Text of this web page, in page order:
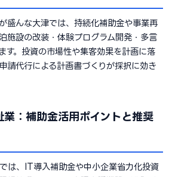
盛んな大津では、持続化補助金や事業再
施設の改装・体験プログラム開発・多言
す。投資の市場性や集客効果を計画に落
請代行による計画書づくりが採択に効き
：補助金活用ポイントと推奨
は、IT導入補助金や中小企業省力化投資